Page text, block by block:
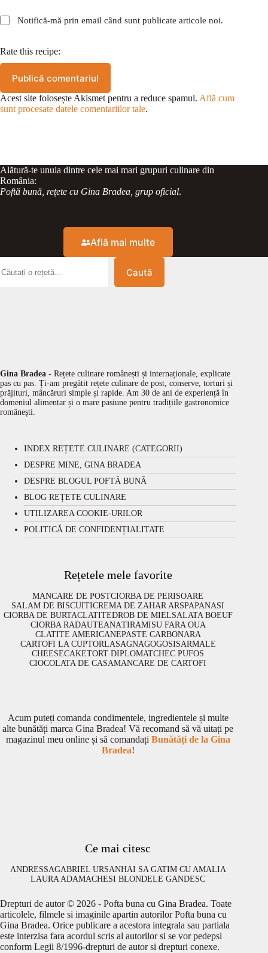
Notifică-mă prin email când sunt publicate articole noi.
Rate this recipe:
Publică comentariul
Acest site folosește Akismet pentru a reduce spamul. Află cum
sunt procesate datele comentariilor tale.
Alătură-te unuia dintre cele mai mari grupuri culinare din
România:
Poftă bună, rețete cu Gina Bradea, grup oficial.
Află mai multe
Caută
Gina Bradea - Rețete culinare românești și internaționale, explicate
pas cu pas. Ți-am pregătit rețete culinare de post, conserve, torturi și
prăjituri, mâncăruri simple și rapide. Am 30 de ani de experiență în
domeniul alimentar și o mare pasiune pentru tradițiile gastronomice
românești.
INDEX REȚETE CULINARE (CATEGORII)
DESPRE MINE, GINA BRADEA
DESPRE BLOGUL POFTĂ BUNĂ
BLOG REȚETE CULINARE
UTILIZAREA COOKIE-URILOR
POLITICĂ DE CONFIDENȚIALITATE
Rețetele mele favorite
MANCARE DE POSTCIORBA DE PERISOARE
SALAM DE BISCUITICREMA DE ZAHAR ARSPAPANASI
CIORBA DE BURTACLATITEDROB DE MIELSALATA BOEUF
CIORBA RADAUTEANATIRAMISU FARA OUA
CLATITE AMERICANEPASTE CARBONARA
CARTOFI LA CUPTORLASAGNAGOGOSISARMALE
CHEESECAKETORT DIPLOMATCHEC PUFOS
CIOCOLATA DE CASAMANCARE DE CARTOFI
Acum puteți comanda condimentele, ingredientele și multe
alte bunătăți marca Gina Bradea! Vă recomand să vă uitați pe
magazinul meu online și să comandați Bunătăți de la Gina
Bradea!
Ce mai citesc
ANDRESSAGABRIEL URSANHAI SA GATIM CU AMALIA
LAURA ADAMACHESI BLONDELE GANDESC
Drepturi de autor © 2026 - Pofta buna cu Gina Bradea. Toate
articolele, filmele si imaginile apartin autorilor Pofta buna cu
Gina Bradea. Orice publicare a acestora integrala sau partiala
este interzisa fara acordul scris al autorilor si se vor pedepsi
conform Legii 8/1996-drepturi de autor si drepturi conexe.